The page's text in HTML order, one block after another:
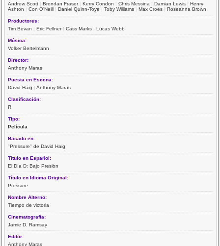
Andrew Scott |Brendan Fraser|Kerry Condon |Chris Messina |Damian Lewis |Henry
Ashton |Con O'Neill |Daniel Quinn-Toye |Toby Williams |Max Croes |Roseanna Brown
Productores:
Tim Bevan |Eric Fellner|Cass Marks |Lucas Webb
Música:
Volker Bertelmann
Director:
Anthony Maras
Puesta en Escena:
David Haig |Anthony Maras
Clasificación:
R
Tipo:
Película
Basado en:
"Pressure" de David Haig
Título en Español:
El Día D: Bajo Presión
Título en Idioma Original:
Pressure
Nombre Alterno:
Tiempo de victoria
Cinematografía:
Jamie D. Ramsay
Editor:
Anthony Maras